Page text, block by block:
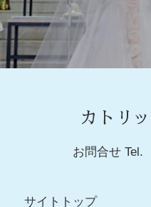
カトリ
お問合せ Tel.
サイトトップ